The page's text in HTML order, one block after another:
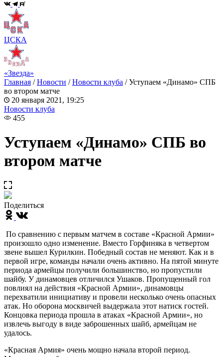
ЦСКА
«Звезда»
Главная /Новости /Новости клуба /Уступаем «Динамо» СПБ
во втором матче
20 января 2021, 19:25
Новости клуба
455
Уступаем «Динамо» СПБ во
втором матче
Поделиться
По сравнению с первым матчем в составе «Красной Армии»
произошло одно изменение. Вместо Горфиняка в четвертом
звене вышел Курилкин. Победный состав не меняют. Как и в
первой игре, команды начали очень активно. На пятой минуте
периода армейцы получили большинство, но пропустили
шайбу. У динамовцев отличился Ушаков. Пропущенный гол
повлиял на действия «Красной Армии», динамовцы
перехватили инициативу и провели несколько очень опасных
атак. Но оборона москвичей выдержала этот натиск гостей.
Концовка периода прошла в атаках «Красной Армии», но
извлечь выгоду в виде заброшенных шайб, армейцам не
удалось.
«Красная Армия» очень мощно начала второй период.